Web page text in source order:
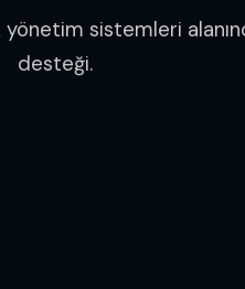
sistemleri
desteği.